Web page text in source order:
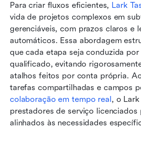
Para criar fluxos eficientes, Lark
vida de projetos complexos em
gerenciáveis, com prazos claros e
automáticos. Essa abordagem
que cada etapa seja conduzida por
qualificado, evitando
atalhos feitos por conta própria.
colaboração em tempo real , o
prestadores de serviço licenciados
alinhados às necessidades